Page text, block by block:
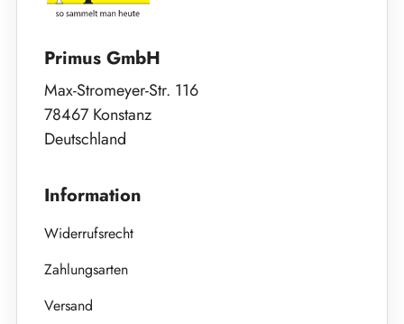
Primus GmbH
Max-Stromeyer-Str. 116
78467 Konstanz
Deutschland
Information
Widerrufsrecht
Zahlungsarten
Versand